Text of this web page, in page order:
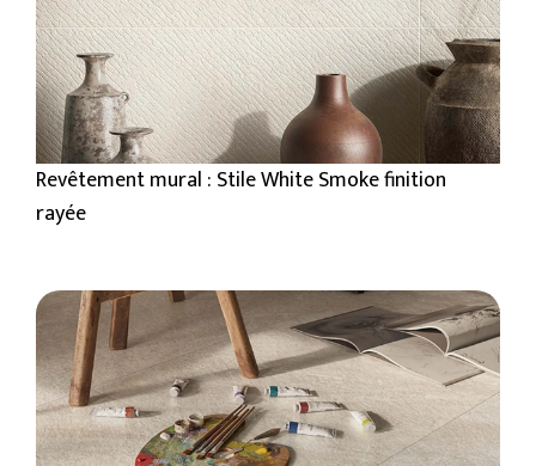
Revêtement mural : Stile White Smoke finition
rayée